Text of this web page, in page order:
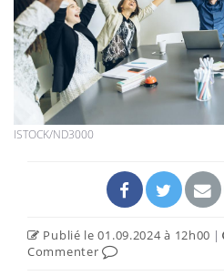
ISTOCK/ND3000
Publié le 01.09.2024 à 12h00 |
Commenter